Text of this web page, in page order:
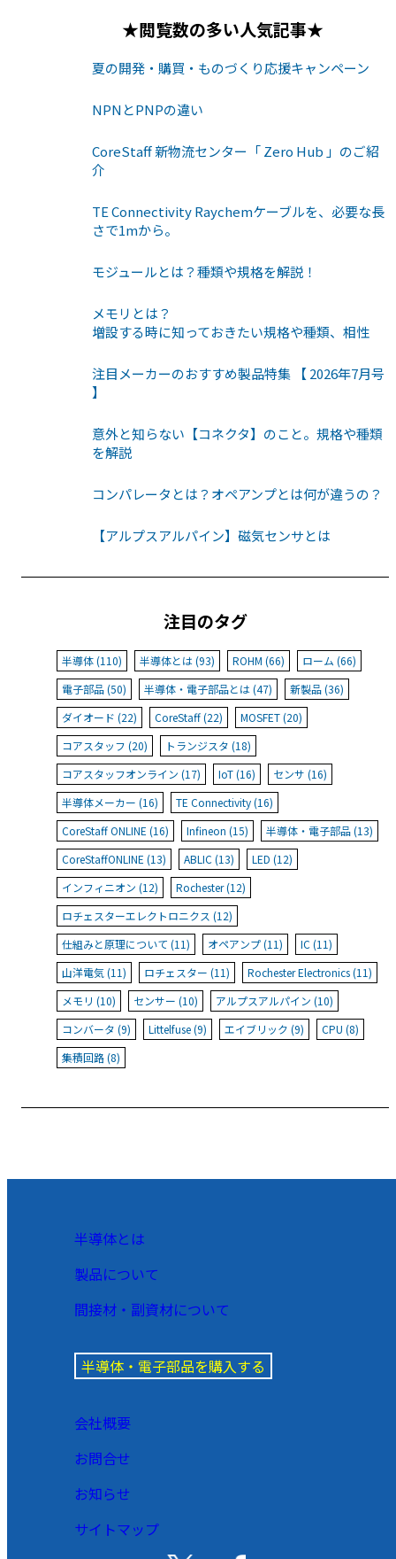
★閲覧数の多い人気記事★
夏の開発・購買・ものづくり応援キャンペーン
NPNとPNPの違い
CoreStaff 新物流センター「 Zero Hub 」のご紹
介
TE Connectivity Raychemケーブルを、必要な長
さで1mから。
モジュールとは？種類や規格を解説！
メモリとは？
増設する時に知っておきたい規格や種類、相性
注目メーカーのおすすめ製品特集 【 2026年7月号
】
意外と知らない【コネクタ】のこと。規格や種類
を解説
コンパレータとは？オペアンプとは何が違うの？
【アルプスアルパイン】磁気センサとは
注目のタグ
半導体 (110) 半導体とは (93) ROHM (66)
ローム (66)
電子部品 (50)
半導体・電子部品とは (47)
新製品 (36)
ダイオード (22)
CoreStaff (22)
MOSFET (20)
コアスタッフ (20)
トランジスタ (18)
コアスタッフオンライン (17)
IoT (16)
センサ (16)
半導体メーカー (16)
TE Connectivity (16)
CoreStaff ONLINE (16)
Infineon (15)
半導体・電子部品 (13)
CoreStaffONLINE (13)
ABLIC (13)
LED (12)
インフィニオン (12)
Rochester (12)
ロチェスターエレクトロニクス (12)
仕組みと原理について (11)
オペアンプ (11)
IC (11)
山洋電気 (11)
ロチェスター (11)
Rochester Electronics (11)
メモリ (10)
センサー (10)
アルプスアルパイン (10)
コンバータ (9)
Littelfuse (9) エイブリック (9)
CPU (8)
集積回路 (8)
半導体とは
製品について
間接材・副資材について
半導体・電子部品を購入する
会社概要
お問合せ
お知らせ
サイトマップ